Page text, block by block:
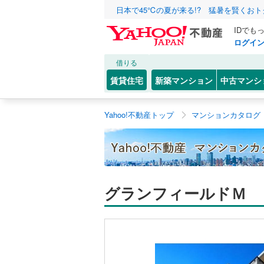
日本で45℃の夏が来る!? 猛暑を賢くおト
IDでも
ログイン
借りる
賃貸住宅 新築マンション 中古マンシ
Yahoo!不動産トップ マンションカタログ
グランフィールドＭ